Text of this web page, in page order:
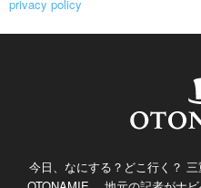
privacy policy
今日、なにする？どこ行く？